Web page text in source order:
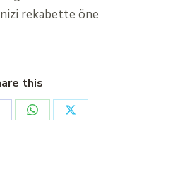
rekabette öne
this